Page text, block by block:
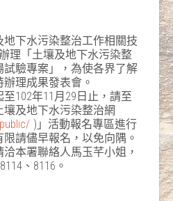
下水污染整治工作相關技
理「土壤及地下水污染整
驗專案」，為使各界了解
理成果發表會。
102年11月29日止，請至
及地下水污染整治網
)」活動報名專區進行
請儘早報名，以免向隅。
本署聯絡人馬玉芊小姐，
、8116。